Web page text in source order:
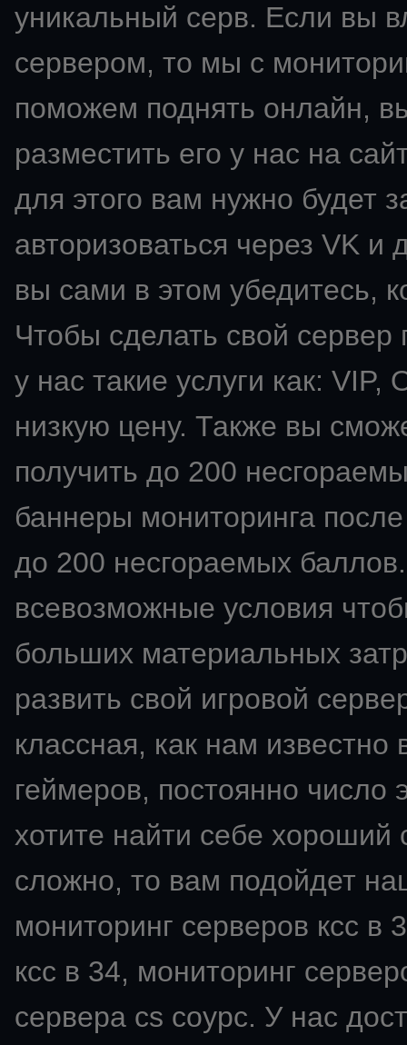
уникальный серв. Если вы
сервером, то мы с
поможем поднять онлайн,
разместить его у нас на
для этого вам нужно будет
авторизоваться через VK и
вы сами в этом убедитесь,
Чтобы сделать свой
у нас такие услуги как:
низкую цену. Также вы
получить до 200
баннеры мониторинга
до 200 несгораемых
всевозможные условия
больших материальных
развить свой игровой
классная, как нам
геймеров, постоянно число
хотите найти себе хороший
сложно, то вам подойдет
мониторинг серверов ксс в
ксс в 34, мониторинг
сервера cs соурс. У нас